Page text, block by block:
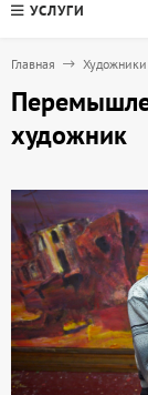
УСЛУГИ
Главная Художники
художник